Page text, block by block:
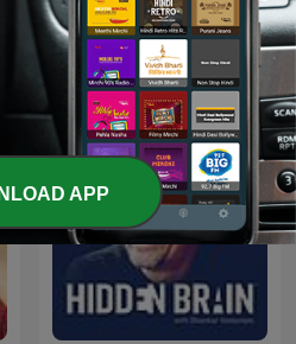
TED Radio Hour
APP